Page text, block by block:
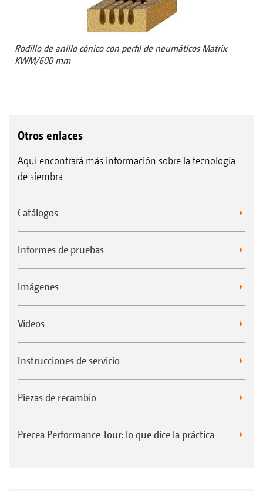
Rodillo de anillo cónico con perfil de neumáticos Matrix
KWM/600 mm
Otros enlaces
Aquí encontrará más información sobre la tecnología
de siembra
Catálogos
Informes de pruebas
Imágenes
Vídeos
Instrucciones de servicio
Piezas de recambio
Precea Performance Tour: lo que dice la práctica